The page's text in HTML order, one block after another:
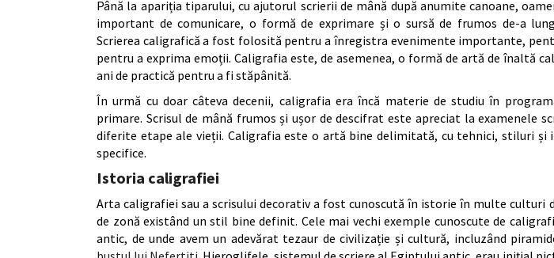
Până la apariția tiparului, cu ajutorul scrierii de mână după anumite canoane,
important de comunicare, o formă de exprimare și o sursă de frumos de-a
Scrierea caligrafică a fost folosită pentru a înregistra evenimente importante,
pentru a exprima emoții. Caligrafia este, de asemenea, o formă de artă de înaltă
ani de practică pentru a fi stăpânită.
În urmă cu doar câteva decenii, caligrafia era încă materie de studiu în
primare. Scrisul de mână frumos și ușor de descifrat este apreciat la examenele
diferite etape ale vieții. Caligrafia este o artă bine delimitată, cu tehnici, stiluri și
specifice.
Istoria caligrafiei
Arta caligrafiei sau a scrisului decorativ a fost cunoscută în istorie în multe culturi
de zonă existând un stil bine definit. Cele mai vechi exemple cunoscute de
antic, de unde avem un adevărat tezaur de civilizație și cultură, incluzând